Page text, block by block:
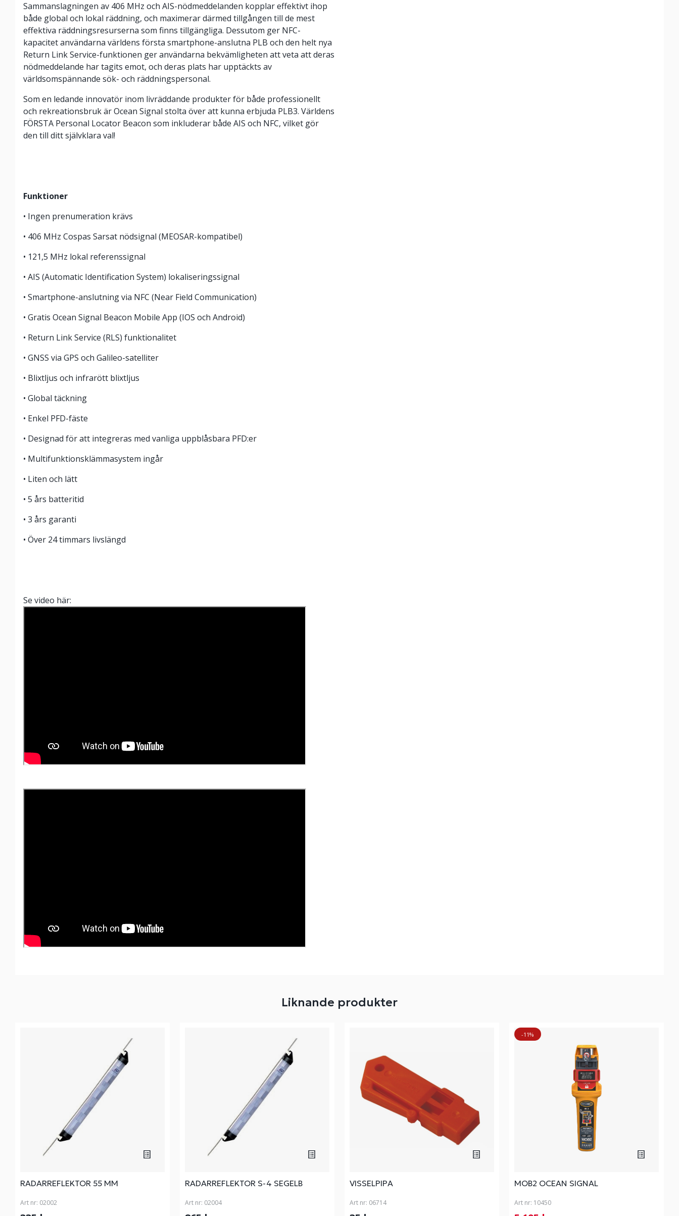
Sammanslagningen av 406 MHz och AIS-nödmeddelanden kopplar effektivt ihop
både global och lokal räddning, och maximerar därmed tillgången till de mest
effektiva räddningsresurserna som finns tillgängliga. Dessutom ger NFC-
kapacitet användarna världens första smartphone-anslutna PLB och den helt nya
Return Link Service-funktionen ger användarna bekvämligheten att veta att deras
nödmeddelande har tagits emot, och deras plats har upptäckts av
världsomspännande sök- och räddningspersonal.
Som en ledande innovatör inom livräddande produkter för både professionellt
och rekreationsbruk är Ocean Signal stolta över att kunna erbjuda PLB3. Världens
FÖRSTA Personal Locator Beacon som inkluderar både AIS och NFC, vilket gör
den till ditt självklara val!
Funktioner
• Ingen prenumeration krävs
• 406 MHz Cospas Sarsat nödsignal (MEOSAR-kompatibel)
• 121,5 MHz lokal referenssignal
• AIS (Automatic Identification System) lokaliseringssignal
• Smartphone-anslutning via NFC (Near Field Communication)
• Gratis Ocean Signal Beacon Mobile App (IOS och Android)
• Return Link Service (RLS) funktionalitet
• GNSS via GPS och Galileo-satelliter
• Blixtljus och infrarött blixtljus
• Global täckning
• Enkel PFD-fäste
• Designad för att integreras med vanliga uppblåsbara PFD:er
• Multifunktionsklämmasystem ingår
• Liten och lätt
• 5 års batteritid
• 3 års garanti
• Över 24 timmars livslängd
Se video här:
Liknande produkter
RADARREFLEKTOR 55 MM
Art nr: 02002
RADARREFLEKTOR S-4 SEGELB
Art nr: 02004
VISSELPIPA
Art nr: 06714
-11%
MOB2 OCEAN SIGNAL
Art nr: 10450